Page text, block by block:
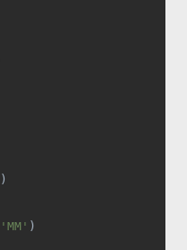
)
'MM' )